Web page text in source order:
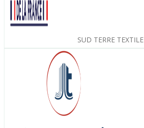
SUD TERRE TEXTILE